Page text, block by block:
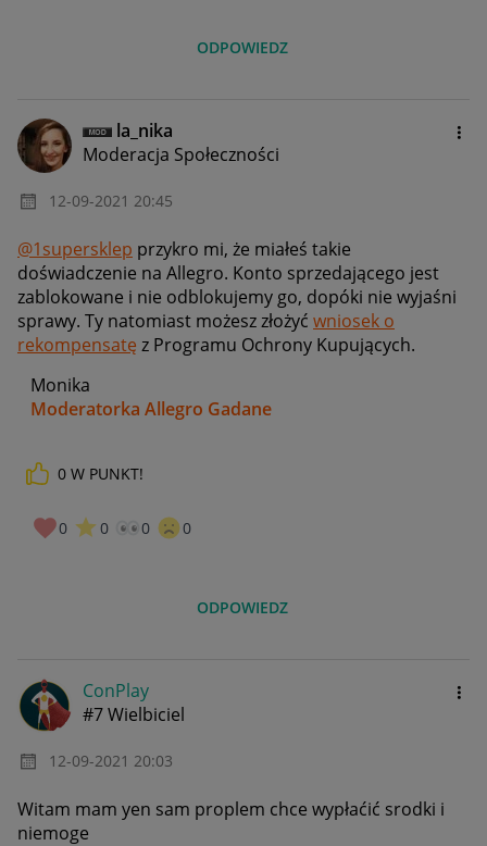
ODPOWIEDZ
la_nika
Moderacja Społeczności
‎12-09-2021 20:45
@1supersklep przykro mi, że miałeś takie
doświadczenie na Allegro. Konto sprzedającego jest
zablokowane i nie odblokujemy go, dopóki nie wyjaśni
sprawy. Ty natomiast możesz złożyć wniosek o
rekompensatę z Programu Ochrony Kupujących.
Monika
Moderatorka Allegro Gadane
0 W PUNKT!
0 0 0 0
ODPOWIEDZ
ConPlay
#7 Wielbiciel
‎12-09-2021 20:03
Witam mam yen sam proplem chce wypłaćić srodki i
niemoge